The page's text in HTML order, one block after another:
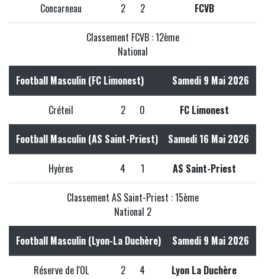
Concarneau 2 2 FCVB
Classement FCVB : 12ème
National
Football Masculin (FC Limonest) Samedi 9 Mai 2026
Créteil 2 0 FC Limonest
Football Masculin (AS Saint-Priest) Samedi 16 Mai 2026
Hyères 4 1 AS Saint-Priest
Classement AS Saint-Priest : 15ème
National 2
Football Masculin (Lyon-La Duchère) Samedi 9 Mai 2026
Réserve de l'OL 2 4 Lyon La Duchère